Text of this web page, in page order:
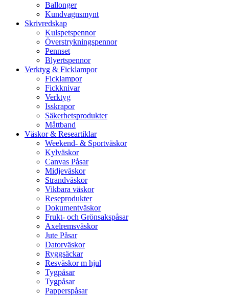
Ballonger
Kundvagnsmynt
Skrivredskap
Kulspetspennor
Överstrykningspennor
Pennset
Blyertspennor
Verktyg & Ficklampor
Ficklampor
Fickknivar
Verktyg
Isskrapor
Säkerhetsprodukter
Måttband
Väskor & Researtiklar
Weekend- & Sportväskor
Kylväskor
Canvas Påsar
Midjeväskor
Strandväskor
Vikbara väskor
Reseprodukter
Dokumentväskor
Frukt- och Grönsakspåsar
Axelremsväskor
Jute Påsar
Datorväskor
Ryggsäckar
Resväskor m hjul
Tygpåsar
Tygpåsar
Papperspåsar